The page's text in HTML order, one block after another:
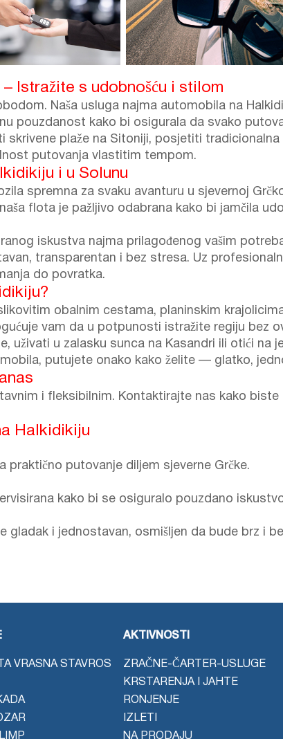
Istražite s udobnošću i stilom
Naša usluga najma automobila na
pouzdanost kako bi osigurala da svako
skrivene plaže na Sitoniji, posjetiti
putovanja vlastitim tempom.
i u Solunu
spremna za svaku avanturu u sjevernoj
flota je pažljivo odabrana kako bi jamčila
iskustva najma prilagođenog vašim
transparentan i bez stresa. Uz
do povratka.
obalnim cestama, planinskim
vam da u potpunosti istražite regiju bez
uživati u zalasku sunca na Kasandri ili otići na
putujete onako kako želite — glatko,
i fleksibilnim. Kontaktirajte nas kako biste
Halkidikiju
praktično putovanje diljem sjeverne Grčke.
kako bi se osiguralo pouzdano
gladak i jednostavan, osmišljen da bude brz i
VRASNA STAVROS
AKTIVNOSTI
ZRAČNE-ČARTER-USLUGE
KRSTARENJA I JAHTE
RONJENJE
IZLETI
NA PRODAJU